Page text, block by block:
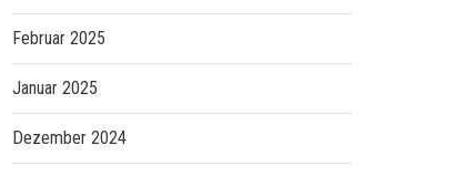
Februar 2025
Januar 2025
Dezember 2024